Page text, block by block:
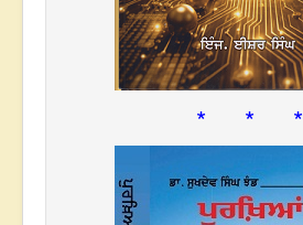
* * *